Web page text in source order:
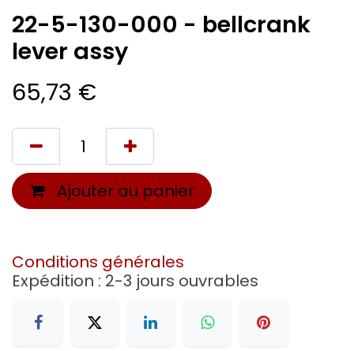
22-5-130-000 - bellcrank
lever assy
65,73 €
Ajouter au panier
Conditions générales
Expédition : 2-3 jours ouvrables